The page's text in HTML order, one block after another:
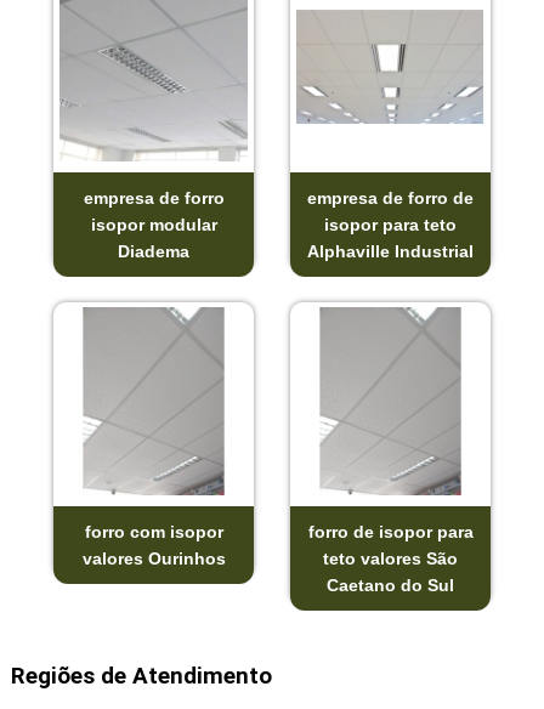
empresa de forro
isopor modular
Diadema
empresa de forro de
isopor para teto
Alphaville Industrial
forro com isopor
valores Ourinhos
forro de isopor para
teto valores São
Caetano do Sul
Regiões de Atendimento